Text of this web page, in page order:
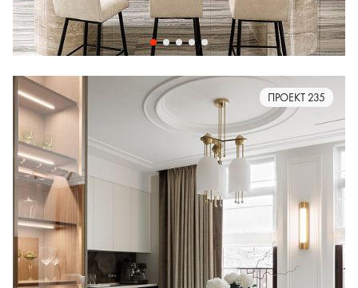
ПРОЕКТ 235